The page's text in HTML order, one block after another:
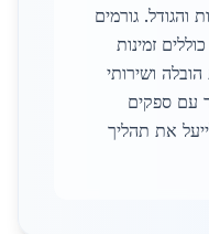
גורמים
זמינות
ושירותי
עם ספקים
את תהליך